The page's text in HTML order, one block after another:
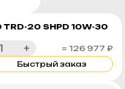
20 SHPD 10W-30
+
= 126 977 ₽
Быстрый заказ